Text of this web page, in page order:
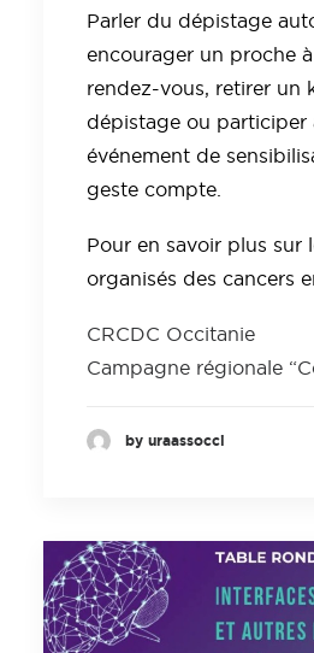
Parler du dépistage
encourager un proche
rendez-vous, retirer un
dépistage ou participer
événement de
geste compte.
Pour en savoir plus sur
organisés des cancers
CRCDC Occitanie
Campagne régionale
by uraassocci